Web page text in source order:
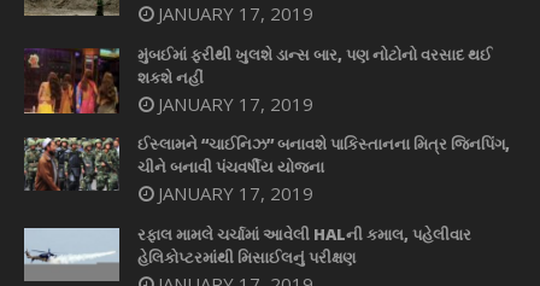
JANUARY 17, 2019
મુંબઈમાં ફરીથી ખુલશે ડાન્સ બાર, પણ નોટોનો વરસાદ થઈ
શકશે નહીં
JANUARY 17, 2019
ઈસ્લામને “ચાઈનિઝ” બનાવશે પાકિસ્તાનના મિત્ર જિનપિંગ,
ચીને બનાવી પંચવર્ષીય યોજના
JANUARY 17, 2019
રફાલ મામલે ચર્ચામાં આવેલી HALની કમાલ, પહેલીવાર
હેલિકોપ્ટરમાંથી મિસાઈલનું પરીક્ષણ